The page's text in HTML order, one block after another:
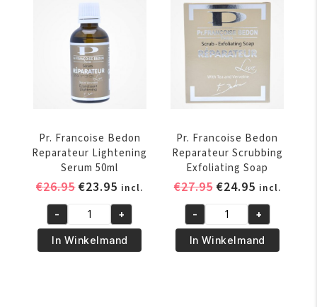
aantal
500ml
aantal
Pr. Francoise Bedon
Reparateur Lightening
Serum 50ml
€26.95Oorspronkelijke
was:
€26.95.
€23.95 Huidige
prijs
is:
€23.95.
incl.
Pr.
Francoise
Bedon
- +
In Winkelmand
Pr. Francoise Bedon
Reparateur Scrubbing
Exfoliating Soap
€27.95 Oorspronkelijke
was:
€27.95.
€24.95Huidige
prijs
is:
€24.95.
incl.
Pr.
Francoise
Bedon
- +
In Winkelmand